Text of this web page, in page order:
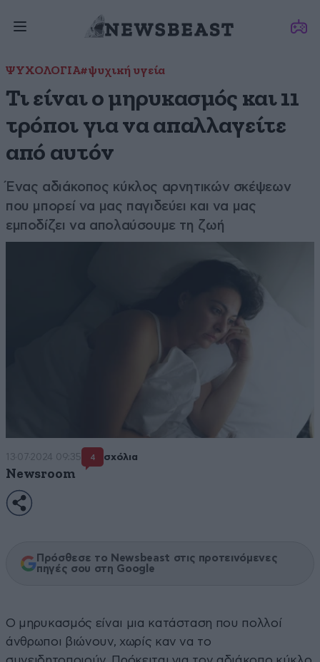
ΨΥΧΟΛΟΓΙΑ#ψυχική υγεία
Τι είναι ο μηρυκασμός και 11
τρόποι για να απαλλαγείτε
από αυτόν
Ένας αδιάκοπος κύκλος αρνητικών σκέψεων
που μπορεί να μας παγιδεύει και να μας
εμποδίζει να απολαύσουμε τη ζωή
13·07·2024 09:35 4 σχόλια
Newsroom
Πρόσθεσε το Newsbeast στις προτεινόμενες
πηγές σου στη Google
Ο μηρυκασμός είναι μια κατάσταση που πολλοί
άνθρωποι βιώνουν, χωρίς καν να το